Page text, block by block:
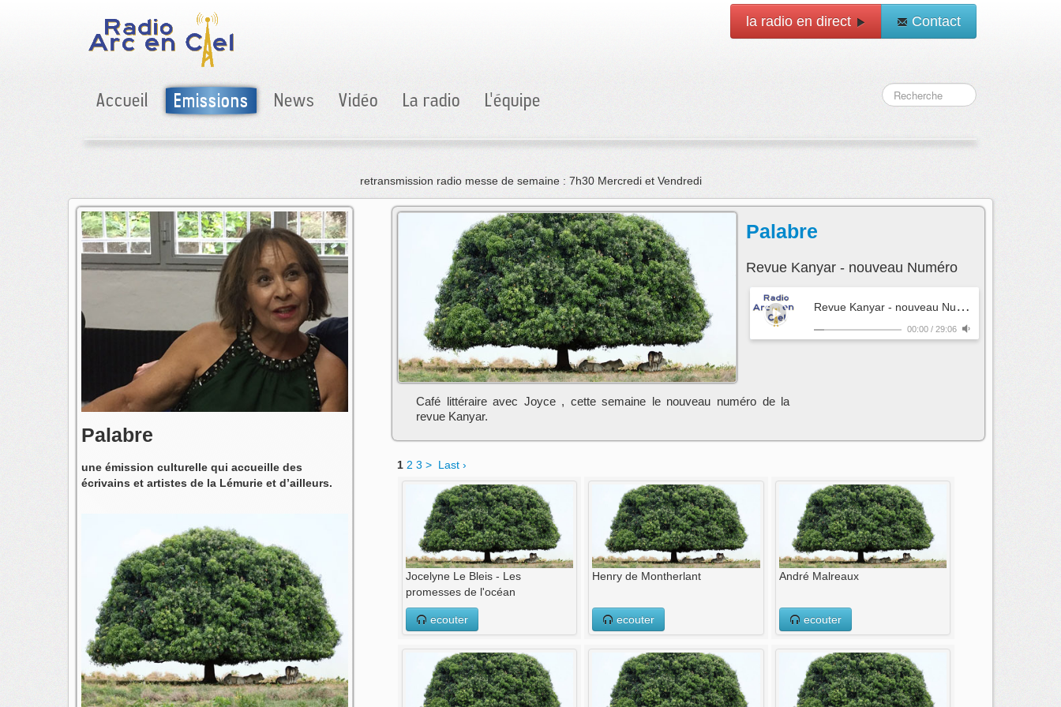
la radio en direct Contact
Accueil Emissions News Vidéo La radio L'équipe
retransmission radio messe de semaine : 7h30 Mercredi et Vendredi
Palabre
une émission culturelle qui accueille des
écrivains et artistes de la Lémurie et d’ailleurs.
Palabre
Revue Kanyar - nouveau Numéro
R
evue Kanyar - nouveau Numéro
00:00/ 29:06
Café littéraire avec Joyce , cette semaine le nouveau numéro de la
revue Kanyar.
1 2 3 > Last ›
Jocelyne Le Bleis - Les
promesses de l'océan
ecouter
Henry de Montherlant
ecouter
André Malreaux
ecouter